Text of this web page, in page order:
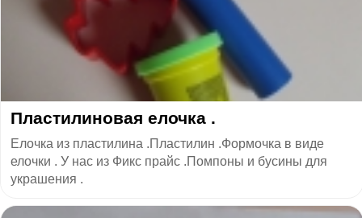
Пластилиновая елочка .
Елочка из пластилина .Пластилин .Формочка в виде
елочки . У нас из Фикс прайс .Помпоны и бусины для
украшения .